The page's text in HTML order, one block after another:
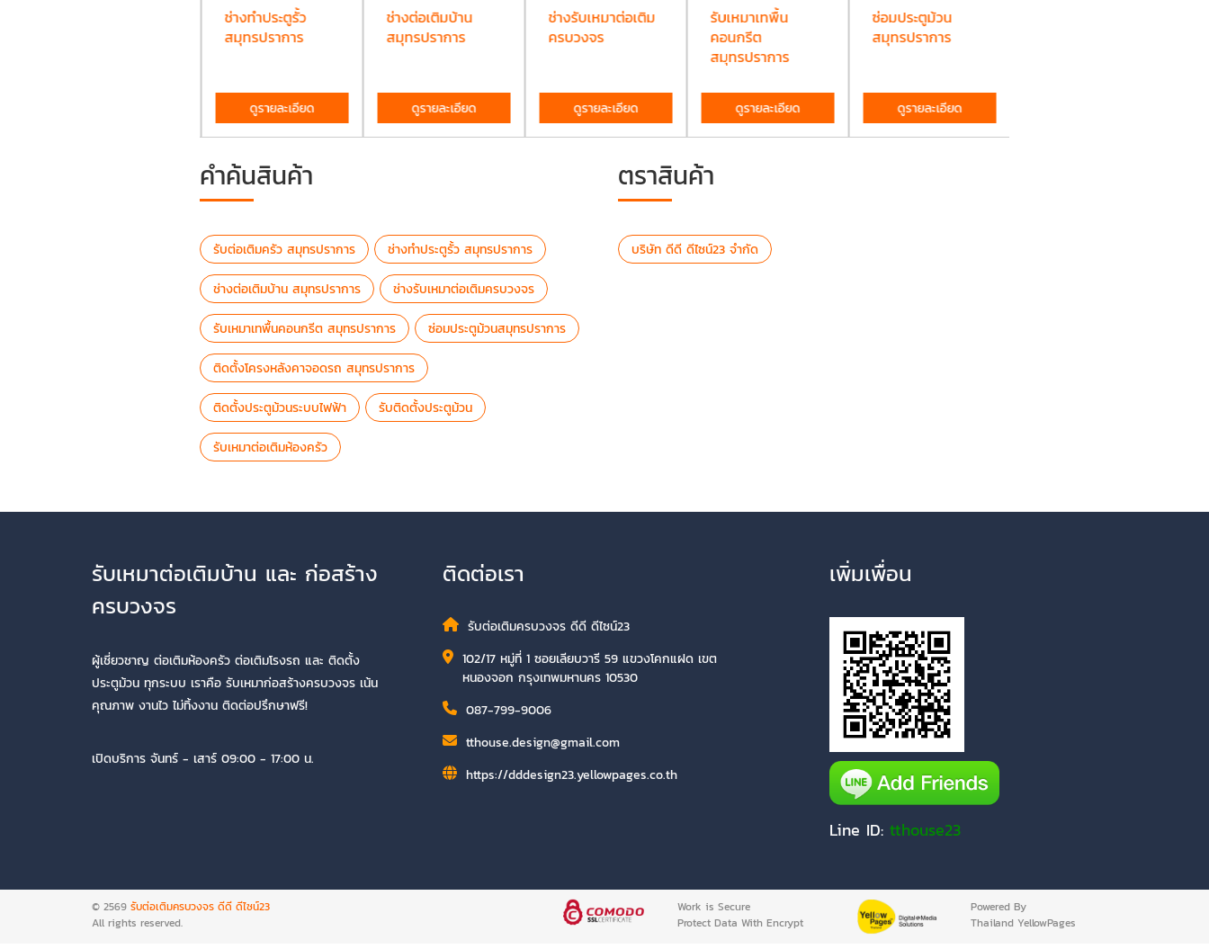
ช่างทำประตูรั้ว
สมุทรปราการ
ดูรายละเอียด
ช่างต่อเติมบ้าน
สมุทรปราการ
ดูรายละเอียด
ช่างรับเหมาต่อเติม
ครบวงจร
ดูรายละเอียด
รับเหมาเทพื้น
คอนกรีต
สมุทรปราการ
ดูรายละเอียด
ซ่อมประตูม้วน
สมุทรปราการ
ดูรายละเอียด
คำค้นสินค้า
รับต่อเติมครัว สมุทรปราการ ช่างทำประตูรั้ว สมุทรปราการ
ช่างต่อเติมบ้าน สมุทรปราการ ช่างรับเหมาต่อเติมครบวงจร
รับเหมาเทพื้นคอนกรีต สมุทรปราการ ซ่อมประตูม้วนสมุทรปราการ
ติดตั้งโครงหลังคาจอดรถ สมุทรปราการ
ติดตั้งประตูม้วนระบบไฟฟ้า รับติดตั้งประตูม้วน
รับเหมาต่อเติมห้องครัว
ตราสินค้า
บริษัท ดีดี ดีไซน์23 จำกัด
รับเหมาต่อเติมบ้าน และ ก่อสร้าง
ครบวงจร
ผู้เชี่ยวชาญ ต่อเติมห้องครัว ต่อเติมโรงรถ และ ติดตั้ง
ประตูม้วน ทุกระบบ เราคือ รับเหมาก่อสร้างครบวงจร เน้น
คุณภาพ งานไว ไม่ทิ้งงาน ติดต่อปรึกษาฟรี!
เปิดบริการ จันทร์ - เสาร์ 09:00 - 17:00 น.
ติดต่อเรา
รับต่อเติมครบวงจร ดีดี ดีไซน์23
102/17 หมู่ที่ 1 ซอยเลียบวารี 59 แขวงโคกแฝด เขต
หนองจอก กรุงเทพมหานคร 10530
087-799-9006
tthouse.design@gmail.com
https://dddesign23.yellowpages.co.th
เพิ่มเพื่อน
Line ID: tthouse23
© 2569 รับต่อเติมครบวงจร ดีดี ดีไซน์23
All rights reserved.
Work is Secure
Protect Data With Encrypt
Powered By
Thailand YellowPages